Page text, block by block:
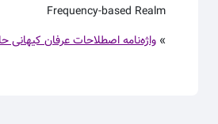
Frequency-based Realm
» واژه‌نامه اصطلاحات عرفان کیهانی